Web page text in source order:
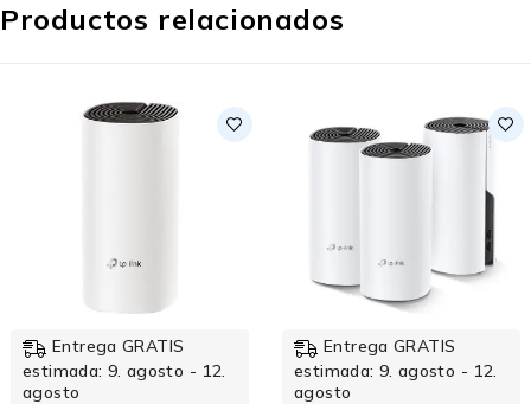
Productos relacionados
Entrega GRATIS
estimada: 9. agosto - 12.
agosto
Entrega GRATIS
estimada: 9. agosto - 12.
agosto